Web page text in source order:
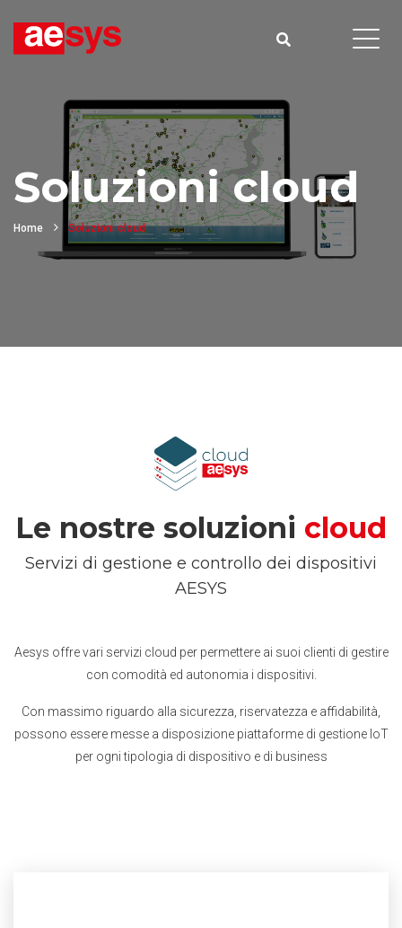
Soluzioni cloud
Home Soluzioni cloud
Le nostre soluzioni cloud
Servizi di gestione e controllo dei dispositivi
AESYS
Aesys offre vari servizi cloud per permettere ai suoi clienti di gestire
con comodità ed autonomia i dispositivi.
Con massimo riguardo alla sicurezza, riservatezza e affidabilità,
possono essere messe a disposizione piattaforme di gestione IoT
per ogni tipologia di dispositivo e di business